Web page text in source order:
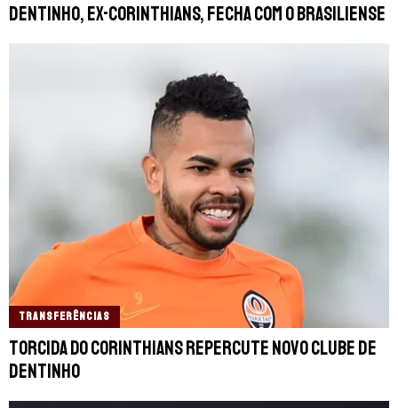
Dentinho, ex-Corinthians, fecha com o Brasiliense
TRANSFERÊNCIAS
Torcida do Corinthians repercute novo clube de
Dentinho